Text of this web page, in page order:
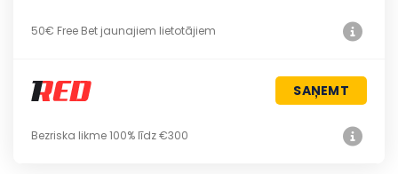
50€ Free Bet jaunajiem lietotājiem
SAŅEMT
Bezriska likme 100% līdz €300